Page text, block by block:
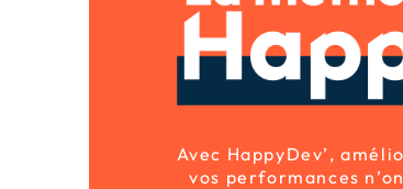
Avec HappyDev’,
vos performances